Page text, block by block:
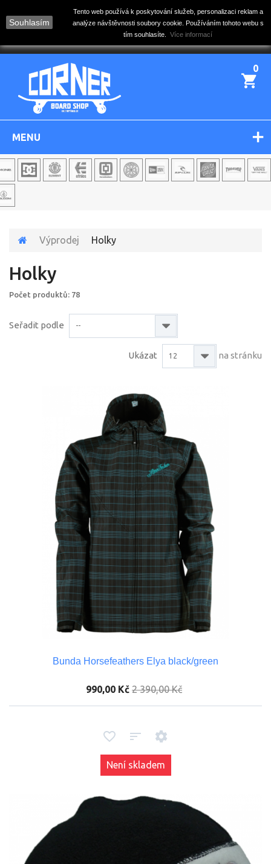
Souhlasím
Tento web používá k poskytování služeb, personalizaci reklam a
analýze návštěvnosti soubory cookie. Používáním tohoto webu s
tím souhlasíte. Více informací
0
MENU
Výprodej Holky
Holky
Počet produktů: 78
Seřadit podle --
Ukázat 12 na stránku
Bunda Horsefeathers Elya black/green
990,00 Kč 2 390,00 Kč
Není skladem